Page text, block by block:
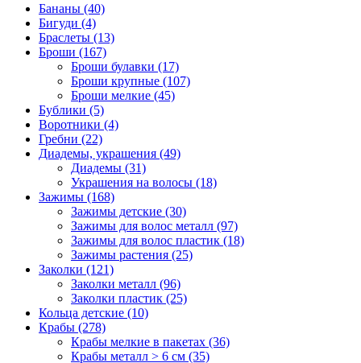
Бананы (40)
Бигуди (4)
Браслеты (13)
Броши (167)
Броши булавки (17)
Броши крупные (107)
Броши мелкие (45)
Бублики (5)
Воротники (4)
Гребни (22)
Диадемы, украшения (49)
Диадемы (31)
Украшения на волосы (18)
Зажимы (168)
Зажимы детские (30)
Зажимы для волос металл (97)
Зажимы для волос пластик (18)
Зажимы растения (25)
Заколки (121)
Заколки металл (96)
Заколки пластик (25)
Кольца детские (10)
Крабы (278)
Крабы мелкие в пакетах (36)
Крабы металл > 6 см (35)